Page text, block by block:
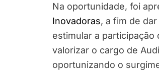
Na oportunidade, foi
Inovadoras, a fim de
estimular a participação
valorizar o cargo de
oportunizando o